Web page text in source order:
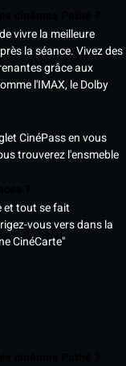
vivre la meilleure
la séance. Vivez des
grâce aux
l'IMAX, le Dolby
CinéPass en vous
trouverez l'ensmeble
et tout se fait
vous vers dans la
CinéCarte"